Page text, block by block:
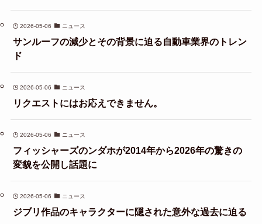
2026-05-06 ニュース
サンルーフの減少とその背景に迫る自動車業界のトレン
ド
2026-05-06 ニュース
リクエストにはお応えできません。
2026-05-06 ニュース
フィッシャーズのンダホが2014年から2026年の驚きの
変貌を公開し話題に
2026-05-06 ニュース
ジブリ作品のキャラクターに隠された意外な過去に迫る